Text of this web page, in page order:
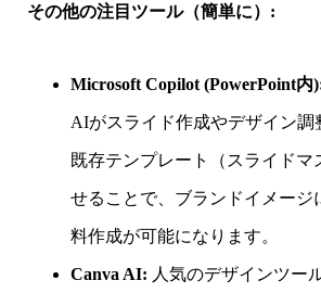
その他の注目ツール（簡単に）:
Microsoft Copilot (PowerPoint内
AIがスライド作成やデザイン調
既存テンプレート（スライドマ
せることで、ブランドイメージ
料作成が可能になります。
Canva AI: 人気のデザインツー